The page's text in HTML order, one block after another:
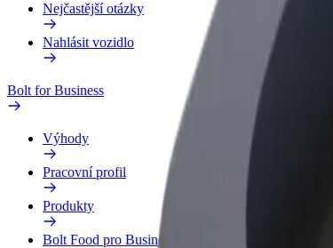
Nejčastější otázky
Nahlásit vozidlo
Bolt for Business
Výhody
Pracovní profil
Produkty
Bolt Food pro Business